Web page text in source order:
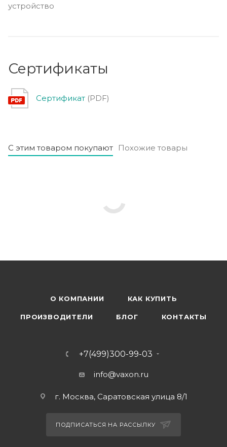
устройство
Сертификаты
Сертификат (PDF)
С этим товаром покупают Похожие товары
О КОМПАНИИ КАК КУПИТЬ
ПРОИЗВОДИТЕЛИ БЛОГ КОНТАКТЫ
+7(499)300-99-03
info@vaxon.ru
г. Москва, Саратовская улица 8/1
ПОДПИСАТЬСЯ НА РАССЫЛКУ